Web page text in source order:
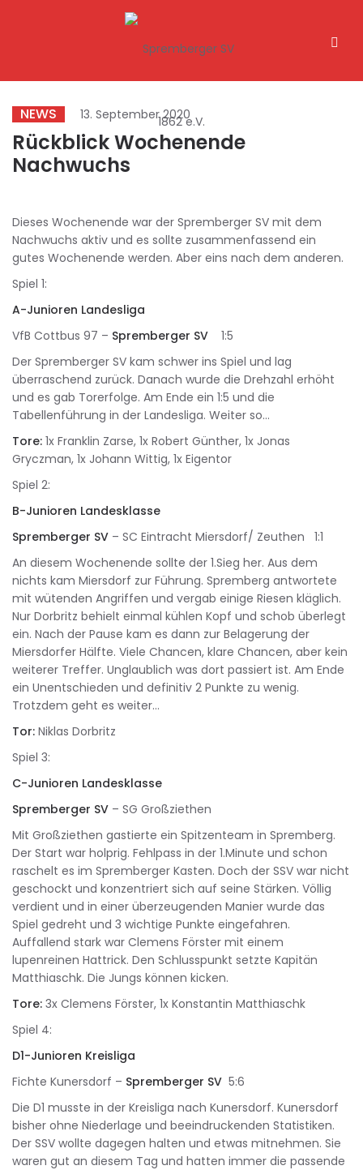
NEWS 13. September 2020
Rückblick Wochenende
Nachwuchs
Dieses Wochenende war der Spremberger SV mit dem
Nachwuchs aktiv und es sollte zusammenfassend ein
gutes Wochenende werden. Aber eins nach dem anderen.
Spiel 1:
A-Junioren Landesliga
VfB Cottbus 97 – Spremberger SV 1:5
Der Spremberger SV kam schwer ins Spiel und lag
überraschend zurück. Danach wurde die Drehzahl erhöht
und es gab Torerfolge. Am Ende ein 1:5 und die
Tabellenführung in der Landesliga. Weiter so…
Tore: 1x Franklin Zarse, 1x Robert Günther, 1x Jonas
Gryczman, 1x Johann Wittig, 1x Eigentor
Spiel 2:
B-Junioren Landesklasse
Spremberger SV – SC Eintracht Miersdorf/ Zeuthen 1:1
An diesem Wochenende sollte der 1.Sieg her. Aus dem
nichts kam Miersdorf zur Führung. Spremberg antwortete
mit wütenden Angriffen und vergab einige Riesen kläglich.
Nur Dorbritz behielt einmal kühlen Kopf und schob überlegt
ein. Nach der Pause kam es dann zur Belagerung der
Miersdorfer Hälfte. Viele Chancen, klare Chancen, aber kein
weiterer Treffer. Unglaublich was dort passiert ist. Am Ende
ein Unentschieden und definitiv 2 Punkte zu wenig.
Trotzdem geht es weiter…
Tor: Niklas Dorbritz
Spiel 3:
C-Junioren Landesklasse
Spremberger SV – SG Großziethen
Mit Großziethen gastierte ein Spitzenteam in Spremberg.
Der Start war holprig. Fehlpass in der 1.Minute und schon
raschelt es im Spremberger Kasten. Doch der SSV war nicht
geschockt und konzentriert sich auf seine Stärken. Völlig
verdient und in einer überzeugenden Manier wurde das
Spiel gedreht und 3 wichtige Punkte eingefahren.
Auffallend stark war Clemens Förster mit einem
lupenreinen Hattrick. Den Schlusspunkt setzte Kapitän
Matthiaschk. Die Jungs können kicken.
Tore: 3x Clemens Förster, 1x Konstantin Matthiaschk
Spiel 4:
D1-Junioren Kreisliga
Fichte Kunersdorf – Spremberger SV 5:6
Die D1 musste in der Kreisliga nach Kunersdorf. Kunersdorf
bisher ohne Niederlage und beeindruckenden Statistiken.
Der SSV wollte dagegen halten und etwas mitnehmen. Sie
waren gut an diesem Tag und hatten immer die passende